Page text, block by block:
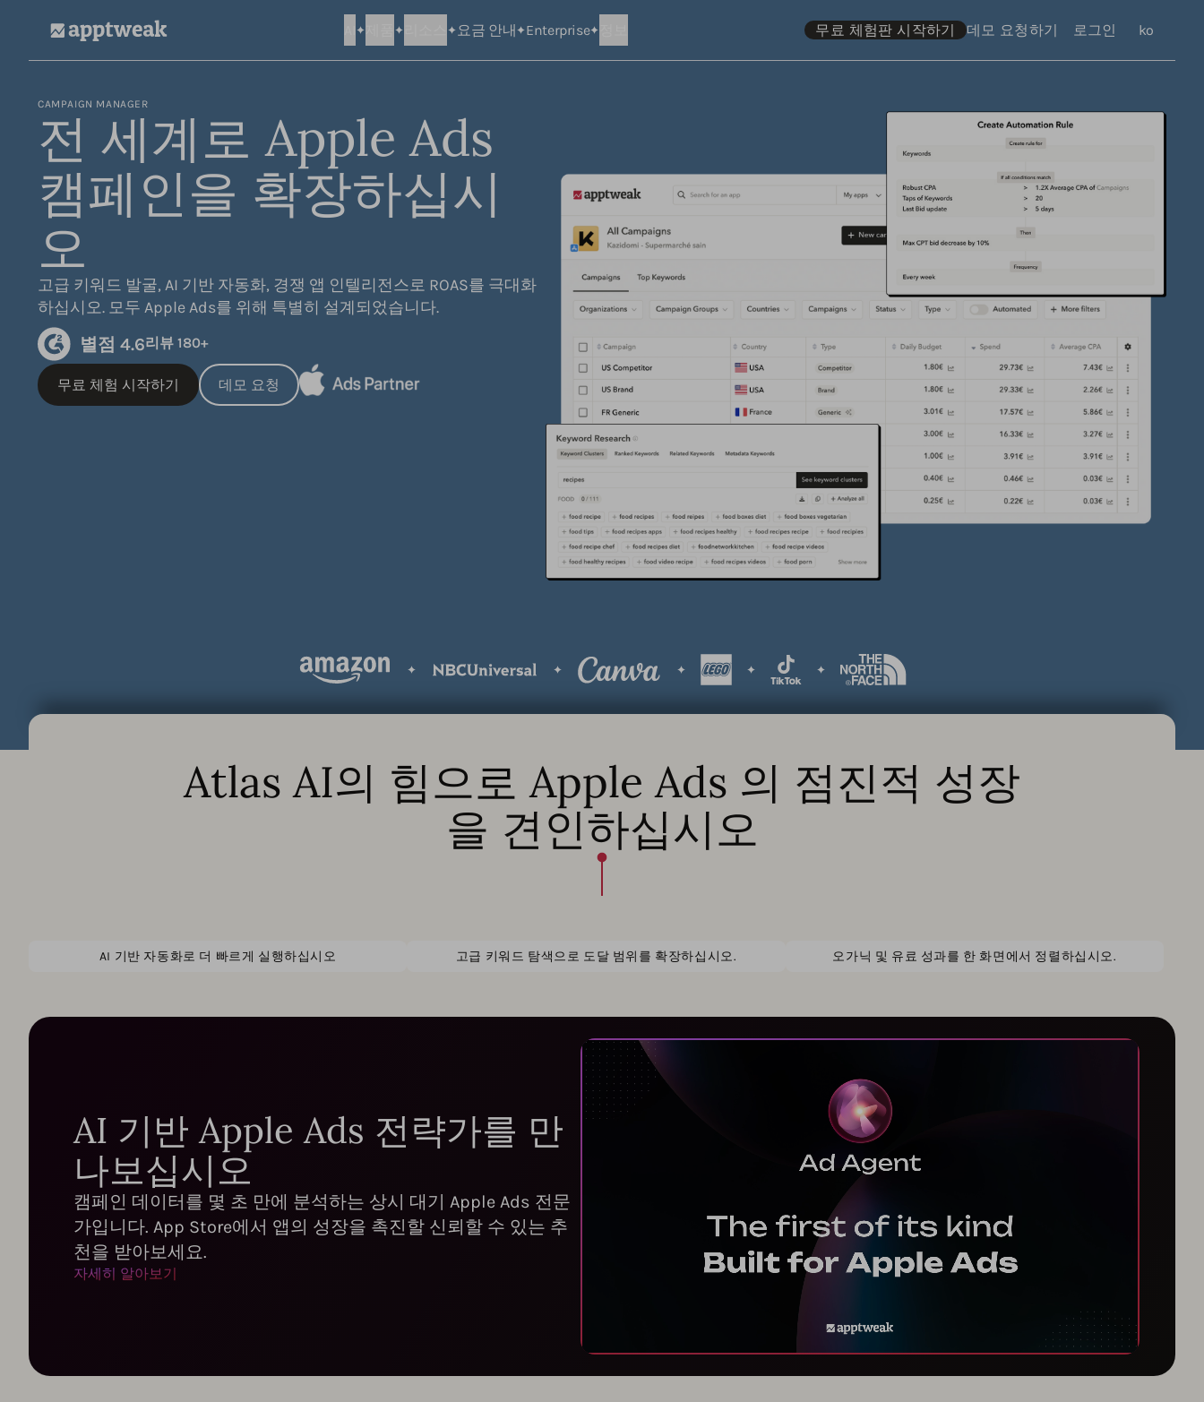
요금 안내 Enterprise 무료 체험판 시작하기 데모 요청하기 로그인 언어
ko
CAMPAIGN MANAGER
전 세계로 Apple Ads
캠페인을 확장하십시
오
고급 키워드 발굴, AI 기반 자동화, 경쟁 앱 인텔리전스로 ROAS를 극대화
하십시오. 모두 Apple Ads를 위해 특별히 설계되었습니다.
별점 4.6리뷰 180+
무료 체험 시작하기 데모 요청
Atlas AI의 힘으로 Apple Ads 의 점진적 성장
을 견인하십시오
AI 기반 자동화로 더 빠르게 실행하십시오 고급 키워드 탐색으로 도달 범위를 확장하십시오. 오가닉 및 유료 성과를 한 화면에서 정렬하십시오.
AI 기반 Apple Ads 전략가를 만
나보십시오
캠페인 데이터를 몇 초 만에 분석하는 상시 대기 Apple Ads 전문
가입니다. App Store에서 앱의 성장을 촉진할 신뢰할 수 있는 추
천을 받아보세요.
자세히 알아보기